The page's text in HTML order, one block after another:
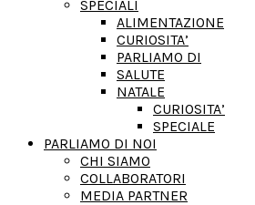
SPECIALI
ALIMENTAZIONE
CURIOSITA’
PARLIAMO DI
SALUTE
NATALE
CURIOSITA’
SPECIALE
PARLIAMO DI NOI
CHI SIAMO
COLLABORATORI
MEDIA PARTNER